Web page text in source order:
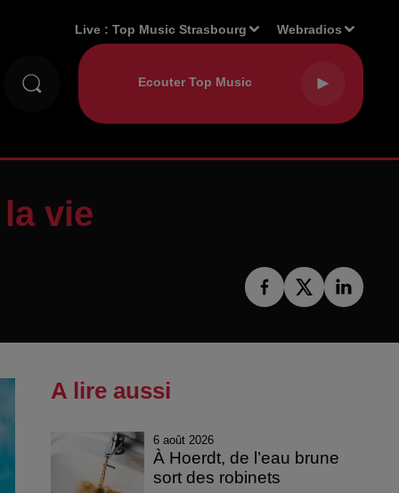
Live :Top Music Strasbourg Webradios
vie
A lire aussi
6 août 2026
À Hoerdt, de l’eau brune
sort des robinets